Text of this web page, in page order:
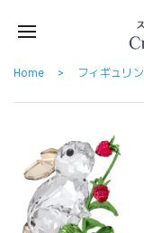
Home フィギュリン